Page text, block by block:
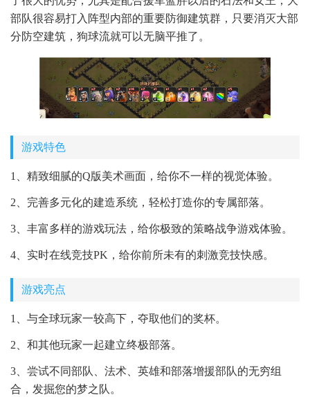
部队很容易打入阵型内部的重要防御建筑群，只要消灭大部
分防空建筑，狗球流就可以无脑平推了。
游戏特色
1、精致细腻的Q版美术画面，给你不一样的视觉体验。
2、完善多元化的建造系统，轻松打造你的专属部落。
3、丰富多样的游戏玩法，给你极致的策略战争游戏体验。
4、实时在线竞技PK，给你前所未有的刺激竞技快感。
游戏亮点
1、与全球玩家一较高下，夺取他们的奖杯。
2、和其他玩家一起建立终极部落。
3、尝试不同部队、法术、英雄和部落增援部队的无穷组
合，发掘您的梦之队。